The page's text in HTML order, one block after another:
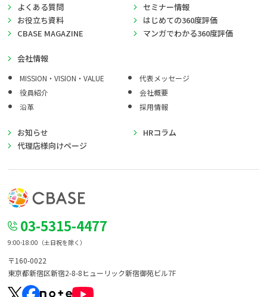
よくある質問
セミナー情報
お役立ち資料
はじめての360度評価
CBASE MAGAZINE
マンガでわかる360度評価
会社情報
MISSION・VISION・VALUE
代表メッセージ
役員紹介
会社概要
沿革
採用情報
お知らせ
HRコラム
代理店様向けページ
03-5315-4477
9:00-18:00（土日祝を除く）
〒160-0022
東京都新宿区新宿2-8-8ヒューリック新宿御苑ビル7F